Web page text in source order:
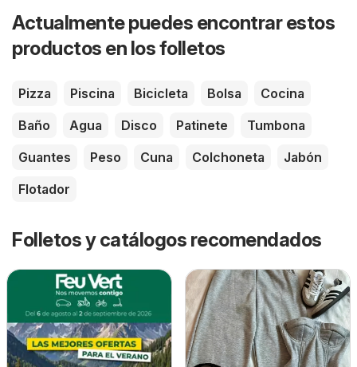
Actualmente puedes encontrar estos
productos en los folletos
Pizza Piscina Bicicleta Bolsa
Cocina
Baño
Agua Disco Patinete
Tumbona
Guantes
Peso Cuna Colchoneta
Jabón
Flotador
Folletos y catálogos recomendados